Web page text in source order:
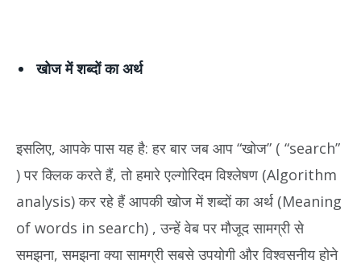
खोज में शब्दों का अर्थ
इसलिए, आपके पास यह है: हर बार जब आप “खोज” ( “search”
) पर क्लिक करते हैं, तो हमारे एल्गोरिदम विश्लेषण (Algorithm
analysis) कर रहे हैं आपकी खोज में शब्दों का अर्थ (Meaning
of words in search) , उन्हें वेब पर मौजूद सामग्री से
समझना, समझना क्या सामग्री सबसे उपयोगी और विश्वसनीय होने